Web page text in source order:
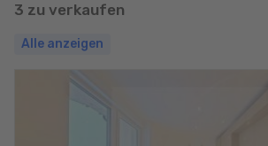
3 zu verkaufen
Alle anzeigen